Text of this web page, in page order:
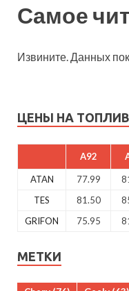
Самое
Извините. Данных
ЦЕНЫ НА
A92
ATAN 77.99
TES
81.50
GRIFON
75.95
МЕТКИ